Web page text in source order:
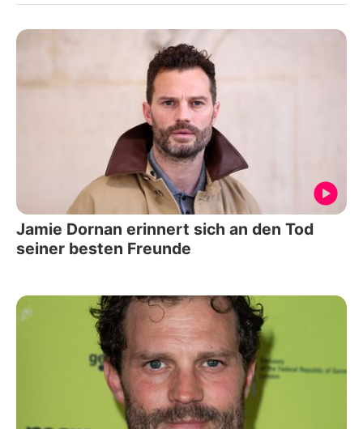
Jamie Dornan erinnert sich an den Tod
seiner besten Freunde